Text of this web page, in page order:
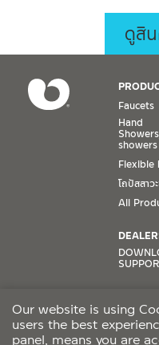
ดูสิ
Faucets
Hand
showers
Flexible
โถปัสสา
All
Lazada
Shopee
Our website is using
users the best
panel, means you are